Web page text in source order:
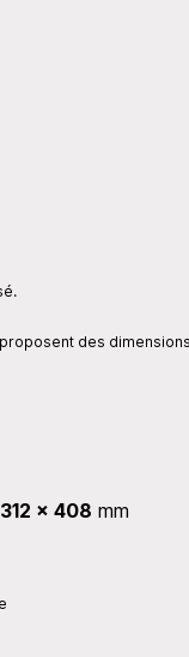
des
312 x 408 mm